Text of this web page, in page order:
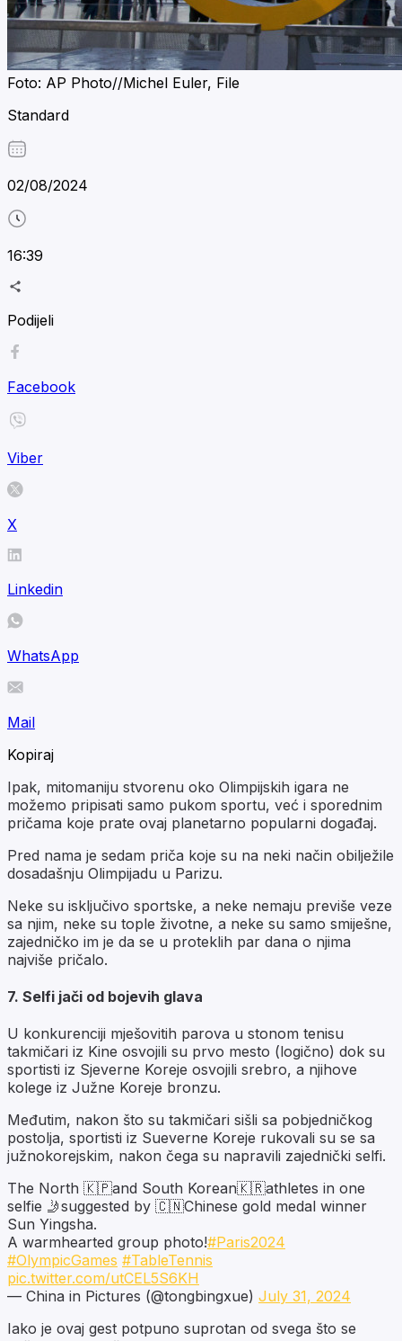
Foto: AP Photo//Michel Euler, File
Standard
02/08/2024
16:39
Podijeli
Facebook
Viber
X
Linkedin
WhatsApp
Mail
Kopiraj
Ipak, mitomaniju stvorenu oko Olimpijskih igara ne
možemo pripisati samo pukom sportu, već i sporednim
pričama koje prate ovaj planetarno popularni događaj.
Pred nama je sedam priča koje su na neki način obilježile
dosadašnju Olimpijadu u Parizu.
Neke su isključivo sportske, a neke nemaju previše veze
sa njim, neke su tople životne, a neke su samo smiješne,
zajedničko im je da se u proteklih par dana o njima
najviše pričalo.
7. Selfi jači od bojevih glava
U konkurenciji mješovitih parova u stonom tenisu
takmičari iz Kine osvojili su prvo mesto (logično) dok su
sportisti iz Sjeverne Koreje osvojili srebro, a njihove
kolege iz Južne Koreje bronzu.
Međutim, nakon što su takmičari sišli sa pobjedničkog
postolja, sportisti iz Sueverne Koreje rukovali su se sa
južnokorejskim, nakon čega su napravili zajednički selfi.
The North 🇰🇵and South Korean🇰🇷athletes in one
selfie 🤳suggested by 🇨🇳Chinese gold medal winner
Sun Yingsha.
A warmhearted group photo!#Paris2024
#OlympicGames #TableTennis
pic.twitter.com/utCEL5S6KH
— China in Pictures (@tongbingxue) July 31, 2024
Iako je ovaj gest potpuno suprotan od svega što se